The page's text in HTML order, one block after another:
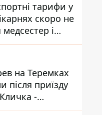
тарифи у
скоро не
і
на Теремках
після приїзду
-